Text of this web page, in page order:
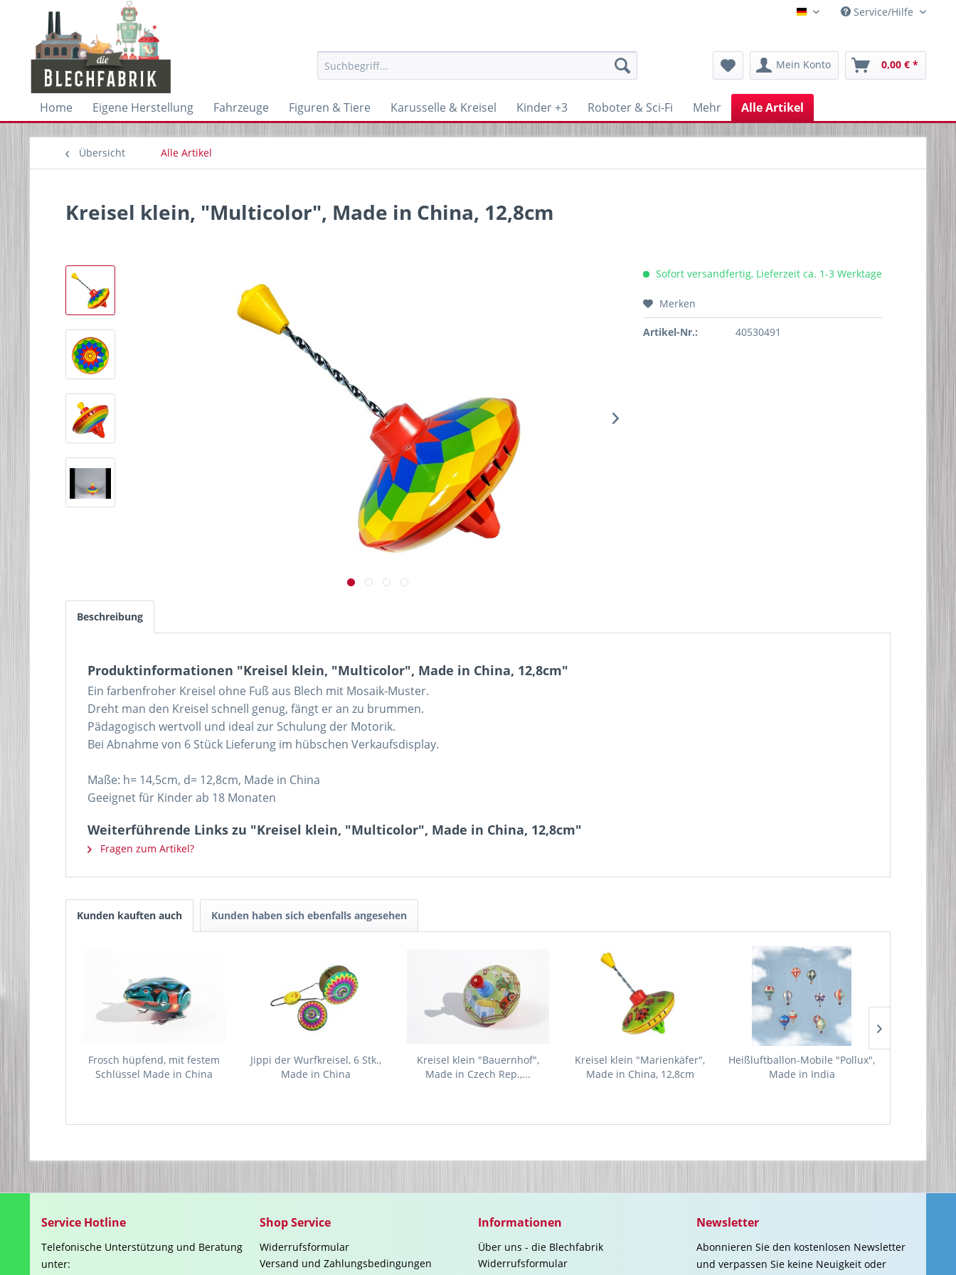
BlechfabrikService/Hilfe
Mein Konto 0,00 € *
Home Eigene Herstellung Fahrzeuge Figuren & Tiere Karusselle & Kreisel Kinder +3 Roboter & Sci-Fi Mehr Alle Artikel
Übersicht Alle Artikel
Kreisel klein, "Multicolor", Made in China, 12,8cm
Sofort versandfertig, Lieferzeit ca. 1-3 Werktage
Merken
Artikel-Nr.: 40530491
Beschreibung
Produktinformationen "Kreisel klein, "Multicolor", Made in China, 12,8cm"
Ein farbenfroher Kreisel ohne Fuß aus Blech mit Mosaik-Muster.
Dreht man den Kreisel schnell genug, fängt er an zu brummen.
Pädagogisch wertvoll und ideal zur Schulung der Motorik.
Bei Abnahme von 6 Stück Lieferung im hübschen Verkaufsdisplay.
Maße: h= 14,5cm, d= 12,8cm, Made in China
Geeignet für Kinder ab 18 Monaten
Weiterführende Links zu "Kreisel klein, "Multicolor", Made in China, 12,8cm"
Fragen zum Artikel?
Kunden kauften auch Kunden haben sich ebenfalls angesehen
Frosch hüpfend, mit festem
Schlüssel Made in China
Jippi der Wurfkreisel, 6 Stk.,
Made in China
Kreisel klein "Bauernhof",
Made in Czech Rep.,...
Kreisel klein "Marienkäfer",
Made in China, 12,8cm
Heißluftballon-Mobile "Pollux",
Made in India
Service Hotline
Telefonische Unterstützung und Beratung
unter:
Shop Service
Widerrufsformular
Versand und Zahlungsbedingungen
Informationen
Über uns - die Blechfabrik
Widerrufsformular
Newsletter
Abonnieren Sie den kostenlosen Newsletter
und verpassen Sie keine Neuigkeit oder